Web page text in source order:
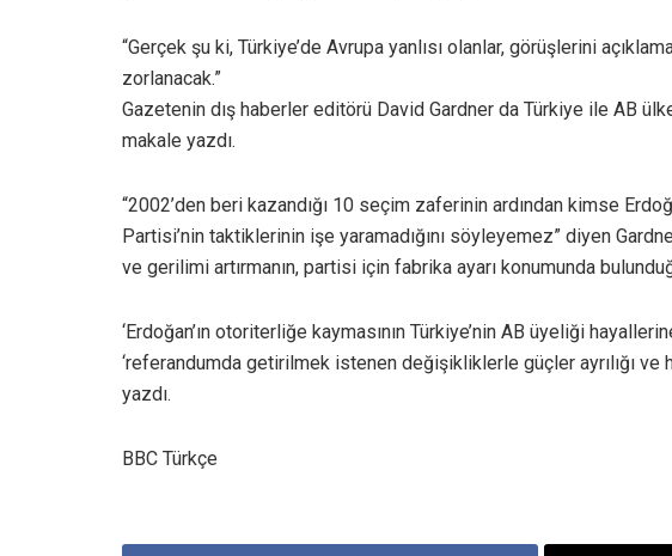
“Gerçek şu ki, Türkiye’de Avrupa yanlısı olanlar, görüşlerini
zorlanacak.”
Gazetenin dış haberler editörü David Gardner da Türkiye ile AB
makale yazdı.
“2002’den beri kazandığı 10 seçim zaferinin ardından kimse
Partisi’nin taktiklerinin işe yaramadığını söyleyemez” diyen
ve gerilimi artırmanın, partisi için fabrika ayarı konumunda
‘Erdoğan’ın otoriterliğe kaymasının Türkiye’nin AB üyeliği
‘referandumda getirilmek istenen değişikliklerle güçler ayrılığı ve
yazdı.
BBC Türkçe